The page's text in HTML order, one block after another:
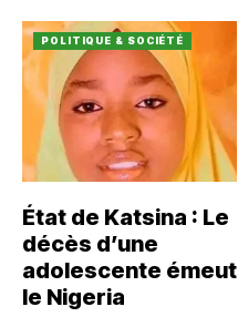
POLITIQUE & SOCIÉTÉ
État de Katsina : Le
décès d’une
adolescente émeut
le Nigeria